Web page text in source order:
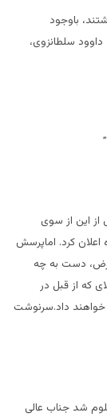
باوجود
داوود سلطانزوی،
62 نامزدی که پیش از این از سوی
اعلان کرد. اماپرسش
دست به چه
که از قبل در
را به این 9 چهره جدید خواهند داد.سرنوشت
شد جناب عالی